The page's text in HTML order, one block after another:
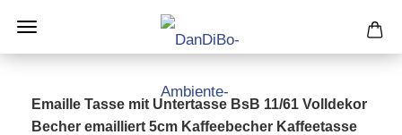
Emaille Tasse mit Untertasse BsB 11/61 Volldekor
Becher emailliert 5cm Kaffeebecher Kaffeetasse